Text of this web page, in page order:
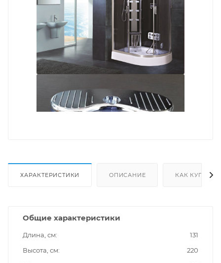
ХАРАКТЕРИСТИКИ ОПИСАНИЕ КАК КУПИТЬ
Общие характеристики
Длина, см
131
Высота, см
220